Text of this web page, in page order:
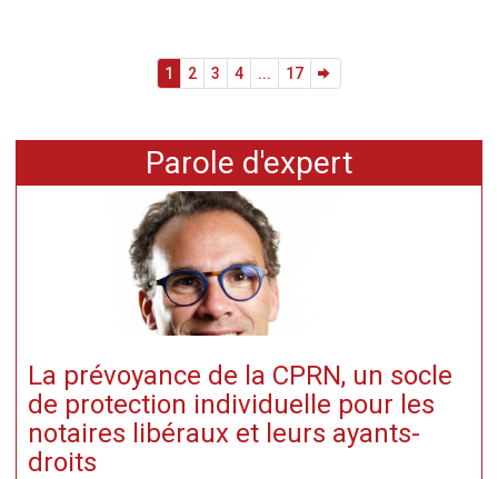
1 2 3 4 ... 17
Parole d'expert
La prévoyance de la CPRN, un socle
de protection individuelle pour les
notaires libéraux et leurs ayants-
droits